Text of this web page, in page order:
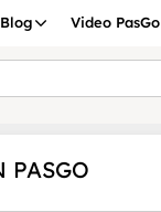
Video PasGo